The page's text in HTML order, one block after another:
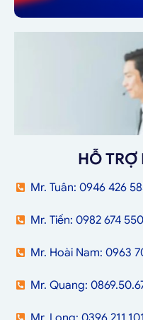
HỖ
Mr. Tuân: 0946 426
Mr. Tiến: 0982 674 550
Mr. Hoài Nam: 0963
Mr. Quang: